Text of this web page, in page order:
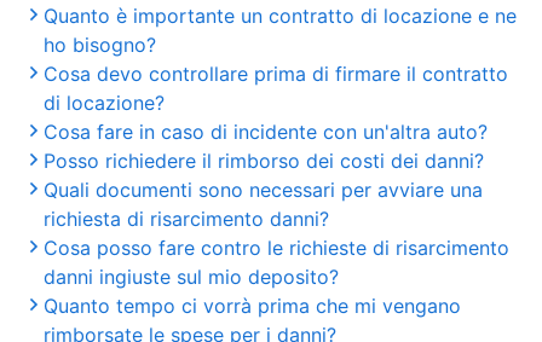
Quanto è importante un contratto di locazione e ne
ho bisogno?
Cosa devo controllare prima di firmare il contratto
di locazione?
Cosa fare in caso di incidente con un'altra auto?
Posso richiedere il rimborso dei costi dei danni?
Quali documenti sono necessari per avviare una
richiesta di risarcimento danni?
Cosa posso fare contro le richieste di risarcimento
danni ingiuste sul mio deposito?
Quanto tempo ci vorrà prima che mi vengano
rimborsate le spese per i danni?